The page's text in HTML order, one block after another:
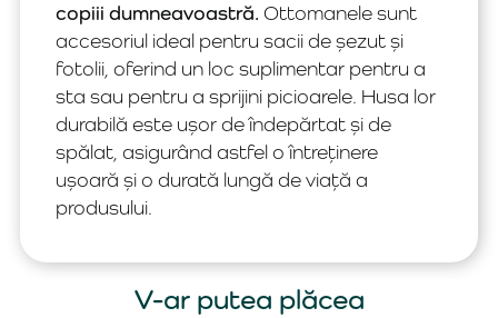
copiii dumneavoastră. Ottomanele sunt
accesoriul ideal pentru sacii de șezut și
fotolii, oferind un loc suplimentar pentru a
sta sau pentru a sprijini picioarele. Husa lor
durabilă este ușor de îndepărtat și de
spălat, asigurând astfel o întreținere
ușoară și o durată lungă de viață a
produsului.
V-ar putea plăcea